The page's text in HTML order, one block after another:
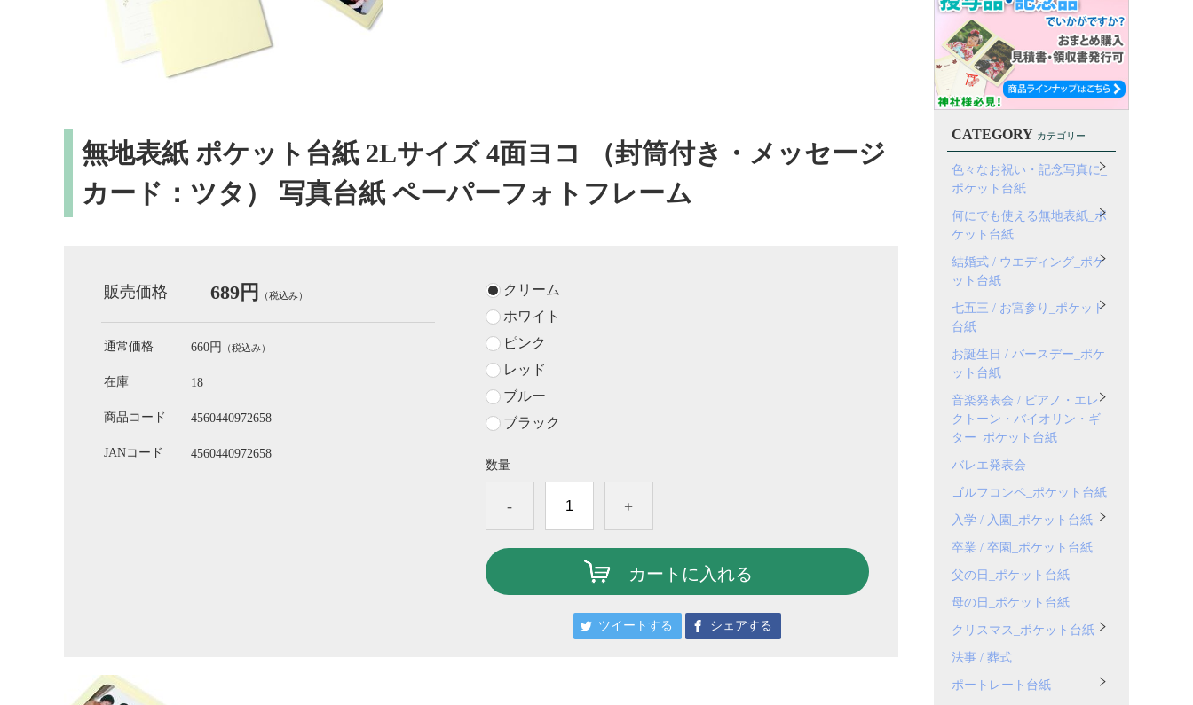
無地表紙 ポケット台紙 2Lサイズ 4面ヨコ （封筒付き・メッセージ
カード：ツタ） 写真台紙 ペーパーフォトフレーム
販売価格 689円 （税込み）
通常価格 660円 （税込み）
在庫 18
商品コード 4560440972658
JANコード 4560440972658
クリーム
ホワイト
ピンク
レッド
ブルー
ブラック
数量
- +
カートに入れる
ツイートする シェアする
CATEGORY カテゴリー
色々なお祝い・記念写真に_
ポケット台紙
何にでも使える無地表紙_ポ
ケット台紙
結婚式 / ウエディング_ポケ
ット台紙
七五三 / お宮参り_ポケット
台紙
お誕生日 / バースデー_ポケ
ット台紙
音楽発表会 / ピアノ・エレ
クトーン・バイオリン・ギ
ター_ポケット台紙
バレエ発表会
ゴルフコンペ_ポケット台紙
入学 / 入園_ポケット台紙
卒業 / 卒園_ポケット台紙
父の日_ポケット台紙
母の日_ポケット台紙
クリスマス_ポケット台紙
法事 / 葬式
ポートレート台紙